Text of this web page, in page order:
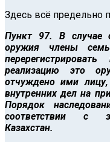
Здесь всё предельно
Пункт 97. В случае
оружия члены
реализацию это
отчуждено ими
внутренних дел на
Порядок
соответствии с
Казахстан.